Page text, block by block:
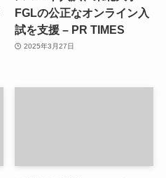
FGLの公正なオンライン入
試を支援 – PR TIMES
2025年3月27日